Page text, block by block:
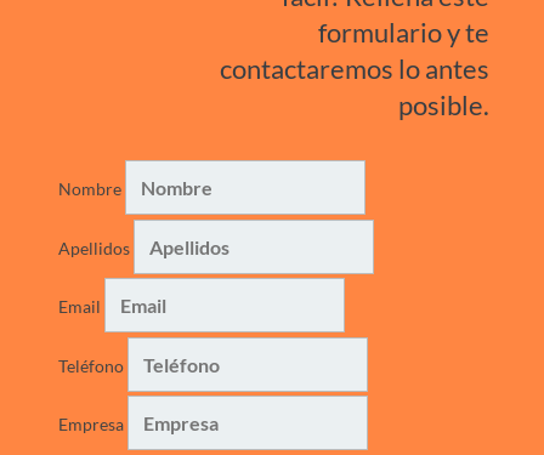
formulario y te
contactaremos lo antes
posible.
Nombre
Apellidos
Email
Teléfono
Empresa